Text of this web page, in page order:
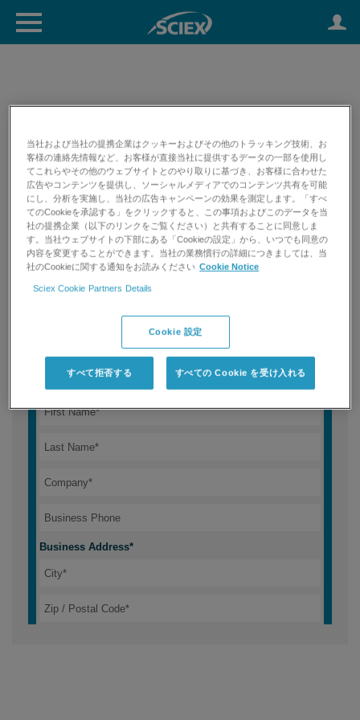
Please note: For optimal software download functionality, you
need to be using the most recent versions of Chrome, Firefox,
and Internet Explorer. If you are having issues with your
download pleaserequest support
当社および当社の提携企業はクッキーおよびその他のトラッキング技術、お
客様の連絡先情報など、お客様が直接当社に提供するデータの一部を使用し
てこれらやその他のウェブサイトとのやり取りに基づき、お客様に合わせた
広告やコンテンツを提供し、ソーシャルメディアでのコンテンツ共有を可能
にし、分析を実施し、当社の広告キャンペーンの効果を測定します。「すべ
てのCookieを承認する」をクリックすると、この事項およびこのデータを当
社の提携企業（以下のリンクをご覧ください）と共有することに同意しま
す。当社ウェブサイトの下部にある「Cookieの設定」から、いつでも同意の
内容を変更することができます。当社の業務慣行の詳細につきましては、当
社のCookieに関する通知をお読みください Cookie Notice
Sciex Cookie Partners Details
Cookie 設定
すべて拒否する すべての Cookie を受け入れる